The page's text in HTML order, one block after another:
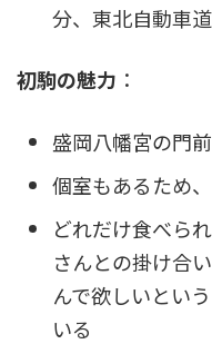
分、東北自動車
初駒の魅力 ：
盛岡八幡宮の門
個室もあるため
どれだけ食べら
さんとの掛け合
んで欲しいとい
いる